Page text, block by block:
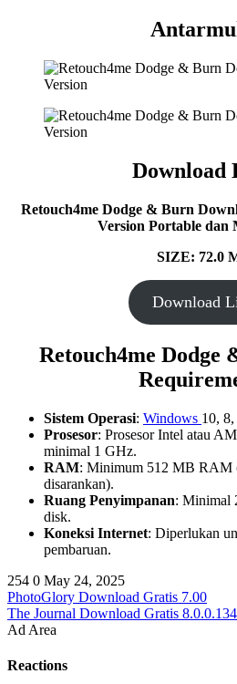
Download
Retouch4me Dodge & Burn
Version Portable dan
SIZE: 72.0
Download
Retouch4me Dodge
Sistem Operasi: Windows 10,
Prosesor: Prosesor Intel atau
minimal 1 GHz.
RAM: Minimum 512 MB RAM
disarankan).
Ruang Penyimpanan: Minimal
disk.
Koneksi Internet: Diperlukan
pembaruan.
254 0 May 24, 2025
PhotoGlory Download Gratis 7.00
The Journal Download Gratis
Ad Area
Reactions